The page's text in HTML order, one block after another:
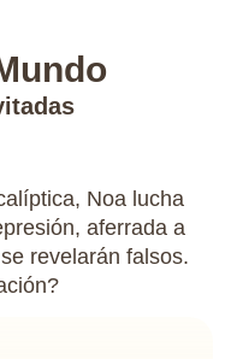
Noa lucha
aferrada a
revelarán falsos.